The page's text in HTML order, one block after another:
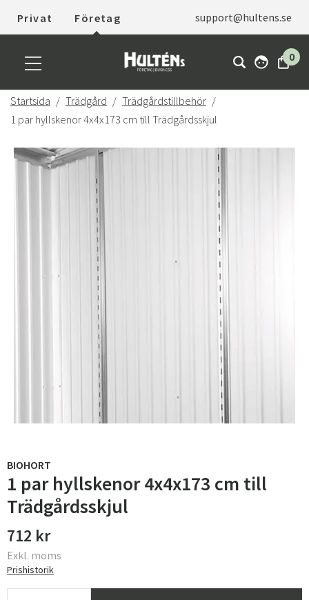
Privat Företag support@hultens.se
0
Startsida Trädgård
Trädgårdstillbehör
1 par hyllskenor 4x4x173 cm till Trädgårdsskjul
BIOHORT
1 par hyllskenor 4x4x173 cm till
Trädgårdsskjul
712 kr
Exkl. moms
Prishistorik